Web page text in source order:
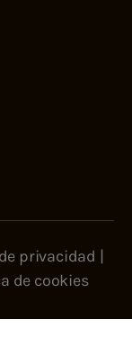
privacidad |
de cookies